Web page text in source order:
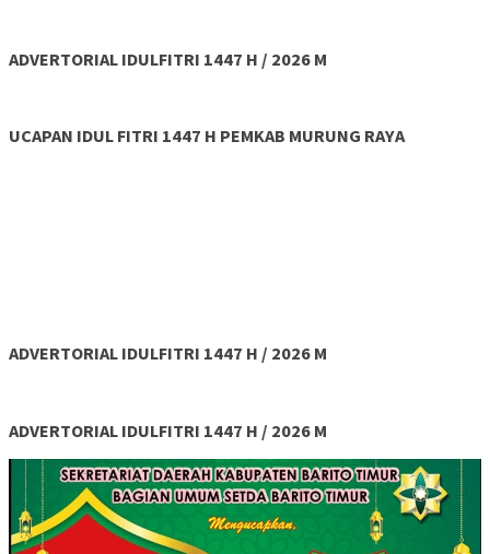
ADVERTORIAL IDULFITRI 1447 H / 2026 M
UCAPAN IDUL FITRI 1447 H PEMKAB MURUNG RAYA
ADVERTORIAL IDULFITRI 1447 H / 2026 M
ADVERTORIAL IDULFITRI 1447 H / 2026 M